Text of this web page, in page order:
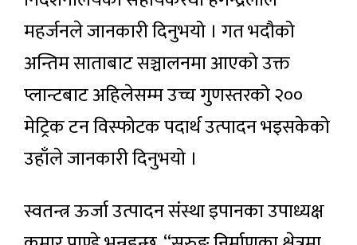
महर्जनले जानकारी दिनुभयो । गत भदौको
अन्तिम साताबाट सञ्चालनमा आएको उक्त
प्लान्टबाट अहिलेसम्म उच्च गुणस्तरको २००
मेट्रिक टन विस्फोटक पदार्थ उत्पादन भइसकेको
उहाँले जानकारी दिनुभयो ।
स्वतन्त्र ऊर्जा उत्पादन संस्था इपानका उपाध्यक्ष